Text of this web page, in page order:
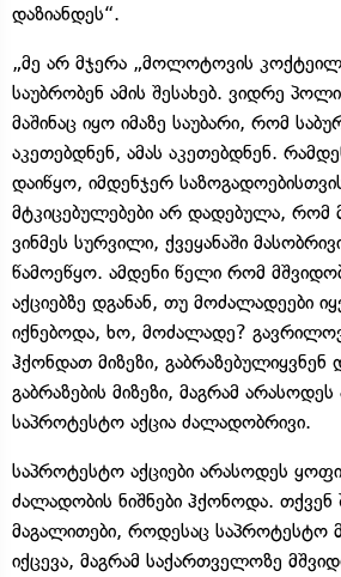
დაზიანდეს“.
„მე არ მჯერა „მოლოტოვის
საუბრობენ ამის შესახებ. ვიდრე
მაშინაც იყო იმაზე საუბარი, რომ
აკეთებდნენ, ამას აკეთებდნენ.
დაიწყო, იმდენჯერ
მტკიცებულებები არ დადებულა, რომ
ვინმეს სურვილი, ქვეყანაში
წამოეწყო. ამდენი წელი რომ
აქციებზე დგანან, თუ მოძალადეები
იქნებოდა, ხო, მოძალადე?
ჰქონდათ მიზეზი, გაბრაზებულიყვნენ
გაბრაზების მიზეზი, მაგრამ
საპროტესტო აქცია ძალადობრივი.
საპროტესტო აქციები არასოდეს
ძალადობის ნიშნები ჰქონოდა.
მაგალითები, როდესაც საპროტესტო
იქცევა, მაგრამ საქართველოზე